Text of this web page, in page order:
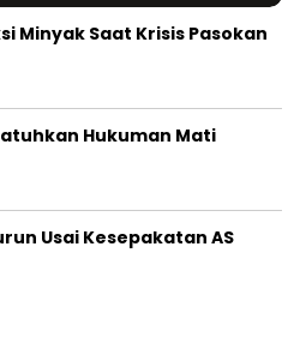
Minyak Saat Krisis Pasokan
Hukuman Mati
Usai Kesepakatan AS